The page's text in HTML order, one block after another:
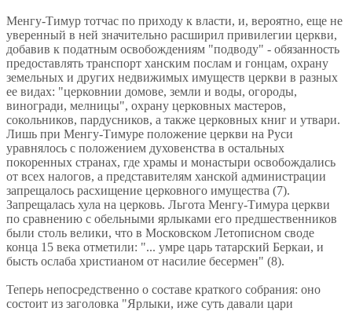
Менгу-Тимур тотчас по приходу к власти, и, вероятно, еще не
уверенный в ней значительно расширил привилегии церкви,
добавив к податным освобождениям "подводу" - обязанность
предоставлять транспорт ханским послам и гонцам, охрану
земельных и других недвижимых имуществ церкви в разных
ее видах: "церковнии домове, земли и воды, огороды,
виногради, мелницы", охрану церковных мастеров,
сокольников, пардусников, а также церковных книг и утвари.
Лишь при Менгу-Тимуре положение церкви на Руси
уравнялось с положением духовенства в остальных
покоренных странах, где храмы и монастыри освобождались
от всех налогов, а представителям ханской администрации
запрещалось расхищение церковного имущества (7).
Запрещалась хула на церковь. Льгота Менгу-Тимура церкви
по сравнению с обельными ярлыками его предшественников
были столь велики, что в Московском Летописном своде
конца 15 века отметили: "... умре царь татарский Беркаи, и
бысть ослаба христианом от насилие бесермен" (8).
Теперь непосредственно о составе краткого собрания: оно
состоит из заголовка "Ярлыки, иже суть давали цари